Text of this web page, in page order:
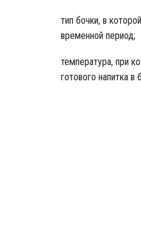
тип бочки, в
временной период;
температура, при
готового напитка в